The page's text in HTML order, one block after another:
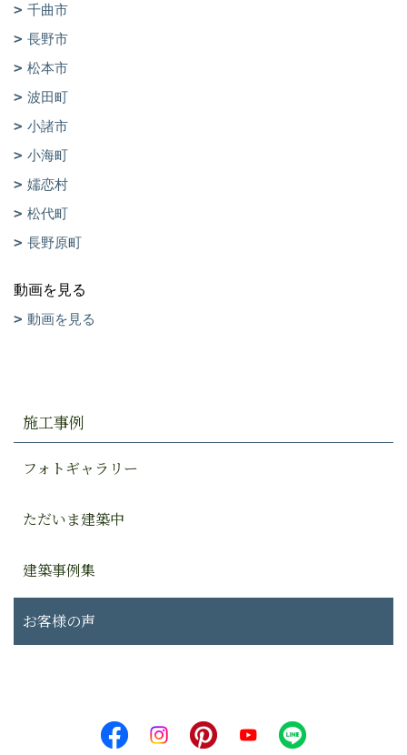
千曲市
長野市
松本市
波田町
小諸市
小海町
嬬恋村
松代町
長野原町
動画を見る
動画を見る
施工事例
フォトギャラリー
ただいま建築中
建築事例集
お客様の声